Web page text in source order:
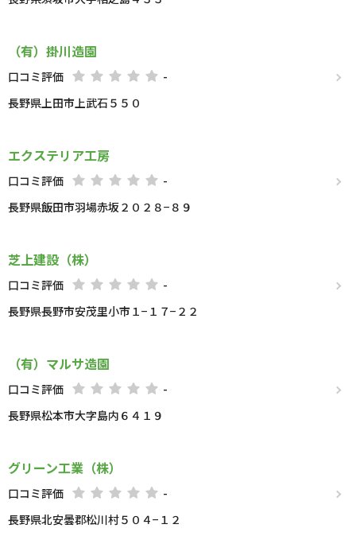
（有）掛川造園
口コミ評価
-
長野県上田市上武石５５０
エクステリア工房
口コミ評価
-
長野県飯田市羽場赤坂２０２８−８９
芝上建設（株）
口コミ評価
-
長野県長野市安茂里小市１−１７−２２
（有）マルサ造園
口コミ評価
-
長野県松本市大字島内６４１９
グリーン工業（株）
口コミ評価
-
長野県北安曇郡松川村５０４−１２